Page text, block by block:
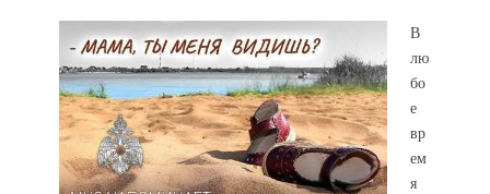
В
лю
бо
е
вр
ем
я